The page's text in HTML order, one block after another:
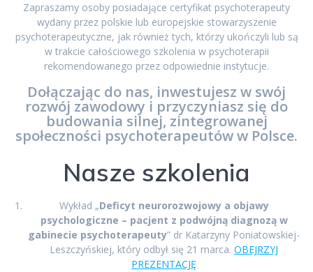
Zapraszamy osoby posiadające certyfikat psychoterapeuty
wydany przez polskie lub europejskie stowarzyszenie
psychoterapeutyczne, jak również tych, którzy ukończyli lub są
w trakcie całościowego szkolenia w psychoterapii
rekomendowanego przez odpowiednie instytucje.
Dołączając do nas, inwestujesz w swój
rozwój zawodowy i przyczyniasz się do
budowania silnej, zintegrowanej
społeczności psychoterapeutów w Polsce.​
Nasze szkolenia
Wykład „Deficyt neurorozwojowy a objawy
psychologiczne – pacjent z podwójną diagnozą w
gabinecie psychoterapeuty” dr Katarzyny Poniatowskiej-
Leszczyńskiej, który odbył się 21 marca. OBEJRZYJ
PREZENTACJĘ